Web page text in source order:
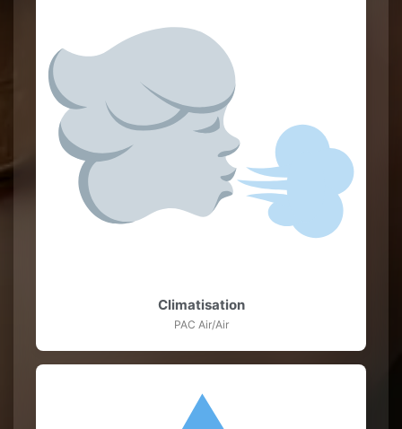
Climatisation
PAC Air/Air